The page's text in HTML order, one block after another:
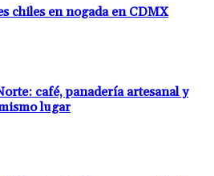
chiles en nogada en CDMX
café, panadería artesanal y
lugar